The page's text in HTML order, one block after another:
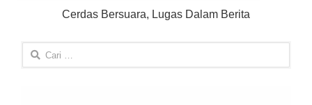
Cerdas Bersuara, Lugas Dalam Berita
Cari